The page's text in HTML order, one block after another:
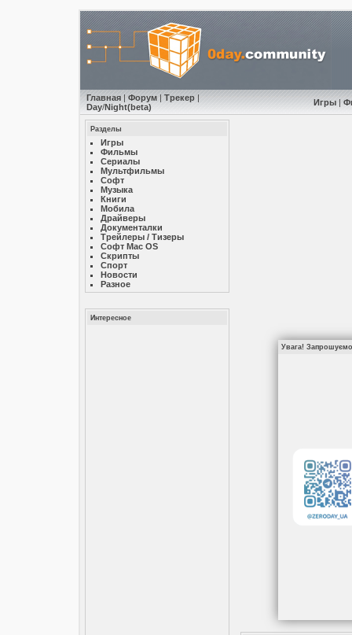
Главная| Форум| Трекер|
Day/Night(beta) Игры|
Разделы
Игры
Фильмы
Сериалы
Мультфильмы
Софт
Музыкa
Книги
Мобила
Драйверы
Документалки
Трейлеры / Тизеры
Софт Mac OS
Скрипты
Спорт
Новости
Разное
Интересное
Увага! Запрошуємо